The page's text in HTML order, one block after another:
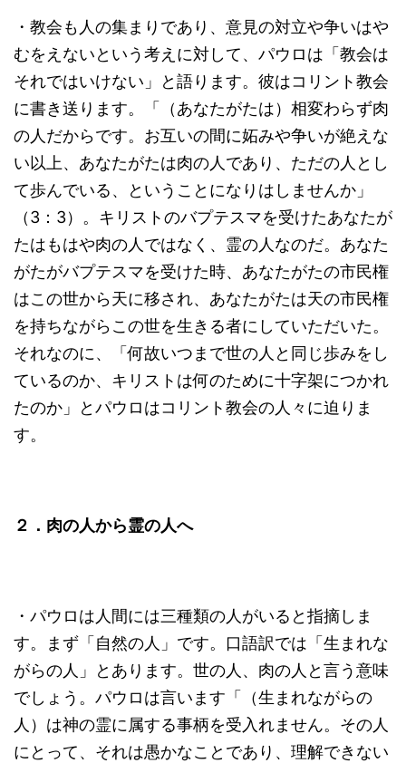
・教会も人の集まりであり、意見の対立や争いはや
むをえないという考えに対して、パウロは「教会は
それではいけない」と語ります。彼はコリント教会
に書き送ります。「（あなたがたは）相変わらず肉
の人だからです。お互いの間に妬みや争いが絶えな
い以上、あなたがたは肉の人であり、ただの人とし
て歩んでいる、ということになりはしませんか」
（3：3）。キリストのバプテスマを受けたあなたが
たはもはや肉の人ではなく、霊の人なのだ。あなた
がたがバプテスマを受けた時、あなたがたの市民権
はこの世から天に移され、あなたがたは天の市民権
を持ちながらこの世を生きる者にしていただいた。
それなのに、「何故いつまで世の人と同じ歩みをし
ているのか、キリストは何のために十字架につかれ
たのか」とパウロはコリント教会の人々に迫りま
す。
２．肉の人から霊の人へ
・パウロは人間には三種類の人がいると指摘しま
す。まず「自然の人」です。口語訳では「生まれな
がらの人」とあります。世の人、肉の人と言う意味
でしょう。パウロは言います「（生まれながらの
人）は神の霊に属する事柄を受入れません。その人
にとって、それは愚かなことであり、理解できない